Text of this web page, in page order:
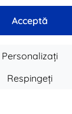
Acceptă
Personalizați
Respingeți